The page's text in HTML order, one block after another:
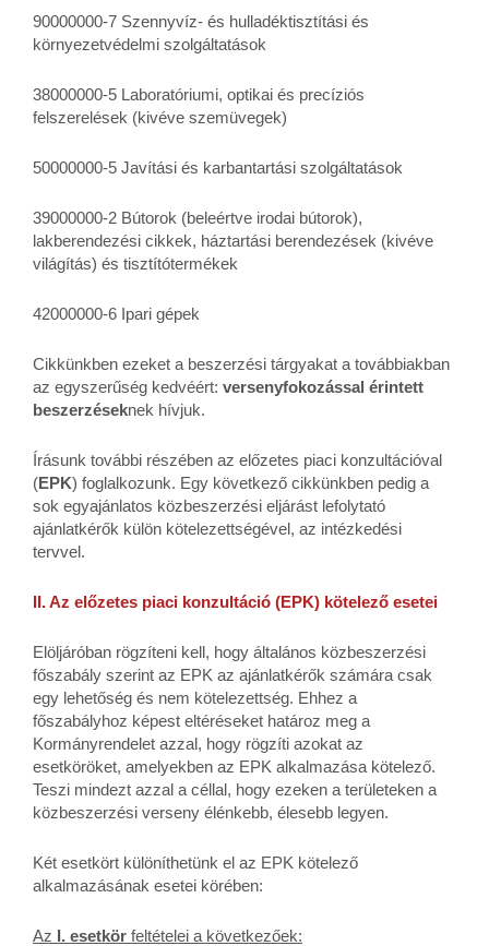
90000000-7 Szennyvíz- és hulladéktisztítási és
környezetvédelmi szolgáltatások
38000000-5 Laboratóriumi, optikai és precíziós
felszerelések (kivéve szemüvegek)
50000000-5 Javítási és karbantartási szolgáltatások
39000000-2 Bútorok (beleértve irodai bútorok),
lakberendezési cikkek, háztartási berendezések (kivéve
világítás) és tisztítótermékek
42000000-6 Ipari gépek
Cikkünkben ezeket a beszerzési tárgyakat a továbbiakban
az egyszerűség kedvéért: versenyfokozással érintett
beszerzéseknek hívjuk.
Írásunk további részében az előzetes piaci konzultációval
(EPK) foglalkozunk. Egy következő cikkünkben pedig a
sok egyajánlatos közbeszerzési eljárást lefolytató
ajánlatkérők külön kötelezettségével, az intézkedési
tervvel.
II. Az előzetes piaci konzultáció (EPK) kötelező esetei
Elöljáróban rögzíteni kell, hogy általános közbeszerzési
főszabály szerint az EPK az ajánlatkérők számára csak
egy lehetőség és nem kötelezettség. Ehhez a
főszabályhoz képest eltéréseket határoz meg a
Kormányrendelet azzal, hogy rögzíti azokat az
esetköröket, amelyekben az EPK alkalmazása kötelező.
Teszi mindezt azzal a céllal, hogy ezeken a területeken a
közbeszerzési verseny élénkebb, élesebb legyen.
Két esetkört különíthetünk el az EPK kötelező
alkalmazásának esetei körében:
Az I. esetkör feltételei a következőek: